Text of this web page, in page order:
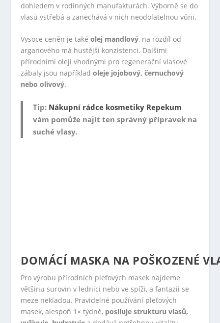
dohledem v rodinných manufakturách. Výborně se do
vlasů vstřebá a zanechává v nich neodolatelnou vůni.
Vysoce ceněn je takéolej mandlový, na rozdíl od
arganového má hustější konzistenci. Dalšími
přírodními oleji vhodnými pro regenerační vlasové
zábaly jsou napříkladoleje jojobový, černuchový
nebo olivový.
Tip: Nákupní rádce kosmetiky Repekum
vám pomůže najít ten správný přípravek na
suché vlasy.
DOMÁCÍ MASKA NA POŠKOZENÉ
Pro výrobu přírodních pleťových masek najdeme
většinu surovin v lednici nebo ve spíži, a fantazii se
meze nekladou. Pravidelné používání pleťových
masek, alespoň 1× týdně, posiluje strukturu vlasů,